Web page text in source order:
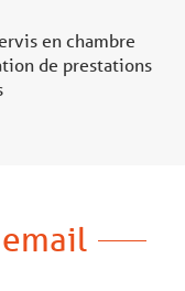
en chambre
de prestations